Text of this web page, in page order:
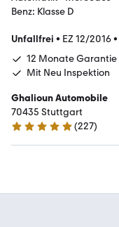
Unfallfrei • EZ 12/2016•
12 Monate Garantie
Mit Neu Inspektion
Ghalioun Automobile
70435 Stuttgart
5 Sterne
(227)